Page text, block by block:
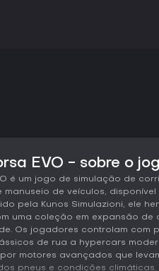
EVO - sobre o
é um jogo de simulação de
de veículos, disponível
pela Kunos Simulazioni, ele
uma coleção em expansão de
Os jogadores controlam com
de rua a hypercars
motores avançados que
pneus e condições climáticas.